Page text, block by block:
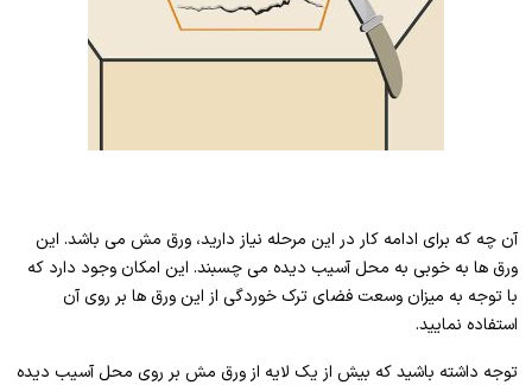
آن چه که برای ادامه کار در این مرحله نیاز دارید، ورق مش می باشد. این
ورق ها به خوبی به محل آسیب دیده می چسبند. این امکان وجود دارد که
با توجه به میزان وسعت فضای ترک خوردگی از این ورق ها بر روی آن
استفاده نمایید.
توجه داشته باشید که بیش از یک لایه از ورق مش بر روی محل آسیب دیده